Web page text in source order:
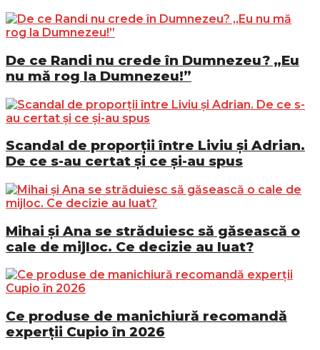
De ce Randi nu crede în Dumnezeu? „Eu
nu mă rog la Dumnezeu!”
Scandal de proporții între Liviu și Adrian.
De ce s-au certat și ce și-au spus
Mihai și Ana se străduiesc să găsească o
cale de mijloc. Ce decizie au luat?
Ce produse de manichiură recomandă
experții Cupio în 2026